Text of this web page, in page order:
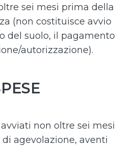
sei mesi prima della
(non costituisce avvio
del suolo, il pagamento
autorizzazione).
non oltre sei mesi
agevolazione, aventi